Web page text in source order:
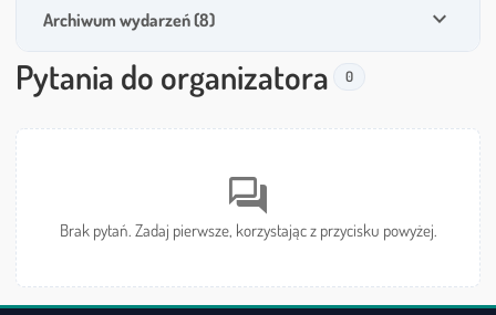
Archiwum wydarzeń (8) expand_more
Pytania do organizatora 0
forum
Brak pytań. Zadaj pierwsze, korzystając z przycisku powyżej.